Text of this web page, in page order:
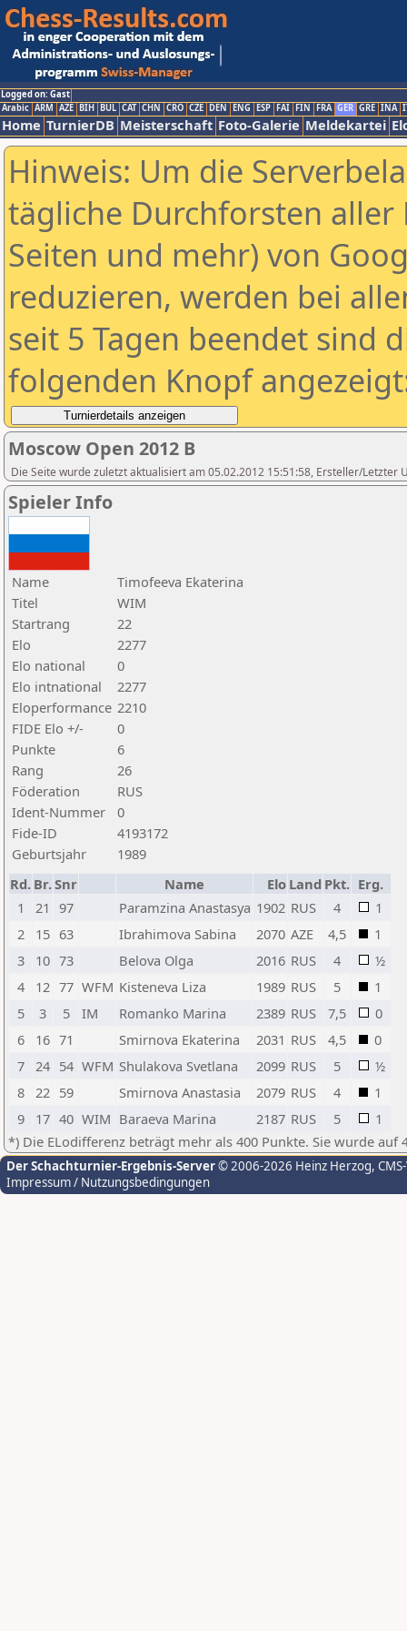
Logged on: Gast
Arabic ARM AZE BIH BUL CAT CHN CRO CZE DEN ENG ESP FAI FIN FRA GER GRE INA
Home TurnierDB Meisterschaft Foto-Galerie Meldekartei
Hinweis: Um die
tägliche Durchforsten aller
Seiten und mehr) von
reduzieren, werden bei
seit 5 Tagen beendet sind
folgenden Knopf
Moscow Open 2012 B
Die Seite wurde zuletzt aktualisiert am 05.02.2012 15:51:58, Ersteller/Letzter
Spieler Info
Name
Timofeeva Ekaterina
Titel
WIM
Startrang
22
Elo
2277
Elo national
0
Elo intnational
2277
Eloperformance 2210
FIDE Elo +/-
0
Punkte
6
Rang
26
Föderation
RUS
Ident-Nummer
0
Fide-ID
4193172
Geburtsjahr
1989
Rd. Br.Snr Name Elo Land Pkt. Erg.
1
21 97 Paramzina Anastasya 1902 RUS 4
1
2
15 63 Ibrahimova Sabina 2070 AZE 4,5
1
3
10 73 Belova Olga 2016 RUS 4
½
4
12 77 WFM Kisteneva Liza 1989 RUS 5
1
5
3 5 IM Romanko Marina 2389 RUS 7,5
0
6
16 71 Smirnova Ekaterina 2031 RUS 4,5
0
7
24 54 WFM Shulakova Svetlana 2099 RUS 5
½
8
22 59 Smirnova Anastasia 2079 RUS 4
1
9
17 40 WIM Baraeva Marina 2187 RUS 5
1
*) Die ELodifferenz beträgt mehr als 400 Punkte. Sie wurde auf
Der Schachturnier-Ergebnis-Server© 2006-2026 Heinz Herzog,
Impressum / Nutzungsbedingungen